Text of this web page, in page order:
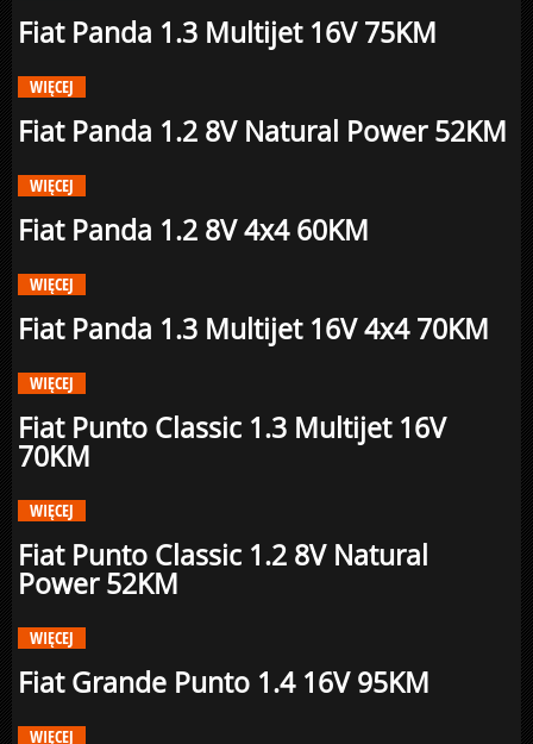
Fiat Panda 1.3 Multijet 16V 75KM
WIĘCEJ
Fiat Panda 1.2 8V Natural Power 52KM
WIĘCEJ
Fiat Panda 1.2 8V 4x4 60KM
WIĘCEJ
Fiat Panda 1.3 Multijet 16V 4x4 70KM
WIĘCEJ
Fiat Punto Classic 1.3 Multijet 16V
70KM
WIĘCEJ
Fiat Punto Classic 1.2 8V Natural
Power 52KM
WIĘCEJ
Fiat Grande Punto 1.4 16V 95KM
WIĘCEJ